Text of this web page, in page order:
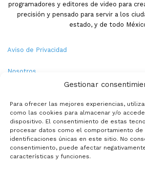
Gestionar
Para ofrecer las mejores experiencias,
como las cookies para almacenar y/o
dispositivo. El consentimiento de estas
procesar datos como el comportamiento de
identificaciones únicas en este sitio. No
consentimiento, puede afectar
características y funciones.
programadores y editores de video para
precisión y pensado para servir a los
estado, y de todo
Aviso de Privacidad
Nosotros
Política de Cookies
Contacto